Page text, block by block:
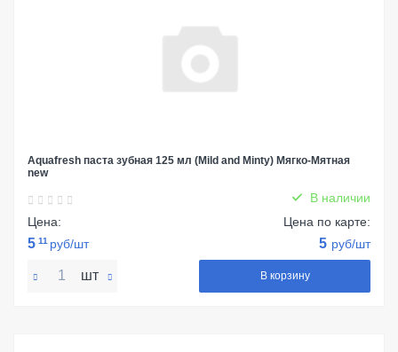
Aquafresh паста зубная 125 мл (Mild and Minty) Мягко-Мятная
new
В наличии
Цена:
5 11 руб/шт
Цена по карте:
5 руб/шт
шт В корзину